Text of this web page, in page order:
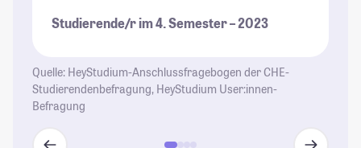
Studierende/r im 4. Semester – 2023
Quelle: HeyStudium-Anschlussfragebogen der CHE-
Studierendenbefragung, HeyStudium User:innen-
Befragung